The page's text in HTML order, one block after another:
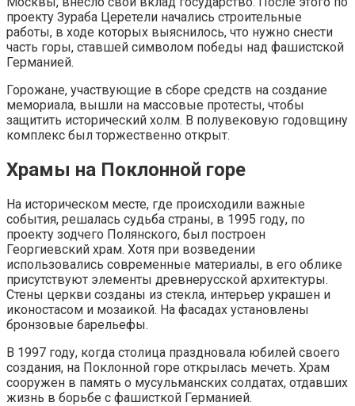
проекту Зураба Церетели начались строительные
работы, в ходе которых выяснилось, что нужно снести
часть горы, ставшей символом победы над фашистской
Германией.
Горожане, участвующие в сборе средств на создание
мемориала, вышли на массовые протесты, чтобы
защитить исторический холм. В полувековую годовщину
комплекс был торжественно открыт.
Храмы на Поклонной горе
На историческом месте, где происходили важные
события, решалась судьба страны, в 1995 году, по
проекту зодчего Полянского, был построен
Георгиевский храм. Хотя при возведении
использовались современные материалы, в его облике
присутствуют элементы древнерусской архитектуры.
Стены церкви созданы из стекла, интерьер украшен и
иконостасом и мозаикой. На фасадах установлены
бронзовые барельефы.
В 1997 году, когда столица праздновала юбилей своего
создания, на Поклонной горе открылась мечеть. Храм
сооружен в память о мусульманских солдатах, отдавших
жизнь в борьбе с фашисткой Германией.